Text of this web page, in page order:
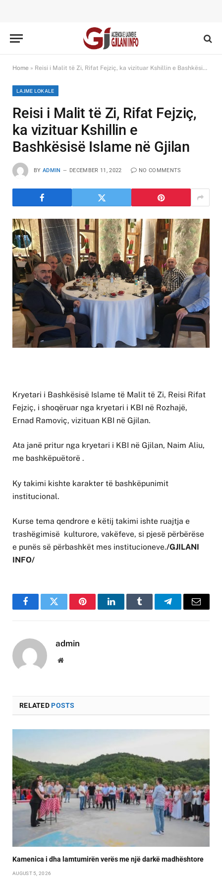
Home » Reisi i Malit të Zi, Rifat Fejziç, ka vizituar Kshillin e Bashkësisë Islame në Gjilan
LAJME LOKALE
Reisi i Malit të Zi, Rifat Fejziç,
ka vizituar Kshillin e
Bashkësisë Islame në Gjilan
BY ADMIN DECEMBER 11, 2022 NO COMMENTS
Kryetari i Bashkësisë Islame të Malit të Zi, Reisi Rifat
Fejziç, i shoqëruar nga kryetari i KBI në Rozhajë,
Ernad Ramoviç, vizituan KBI në Gjilan.
Ata janë pritur nga kryetari i KBI në Gjilan, Naim Aliu,
me bashkëpuëtorë .
Ky takimi kishte karakter të bashkëpunimit
institucional.
Kurse tema qendrore e këtij takimi ishte ruajtja e
trashëgimisë kulturore, vakëfeve, si pjesë përbërëse
e punës së përbashkët mes institucioneve./GJILANI
INFO/
FacebookTwitter PinterestLinkedInTumblr TelegramEmail
admin
Website
RELATEDPOSTS
Kamenica i dha lamtumirën verës me një darkë madhështore
AUGUST 5, 2026